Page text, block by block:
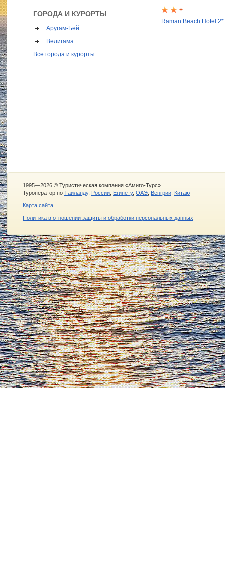
ГОРОДА И КУРОРТЫ
Аругам-Бей
Велигама
Все города и курорты
+
Raman Beach Hotel
1995—2026 © Туристическая компания «Амиго-Турс»
Туроператор по Таиланду, России Египету, ОАЭ Венгрии Китаю
Карта сайта
Политика в отношении защиты и обработки персональных данных